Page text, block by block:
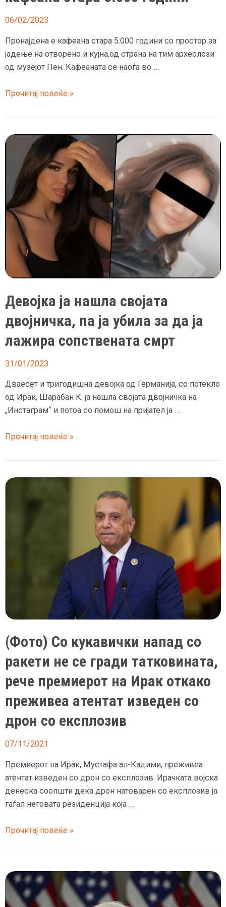
06/02/2023
Пронајдена е кафеана стара 5.000 години со простор за
јадење на отворено и кујна,од страна на тим археолози
од музејот Пен. Кафеаната се наоѓа во …
Археолози
Ирак
пронајдоа
кафеана
стара
5.000
години
Прочитај повеќе »
Девојка ја нашла својата
двојничка, па ја убила за да ја
лажира сопствената смрт
31/01/2023
Дваесет и тригодишна девојка од Германија, со потекло
од Ирак, Шарабан К. ја нашла својата двојничка на
„Инстаграм“ и потоа со помош на пријател jа …
Девојка
нашла
својата
двојничка,
Прочитај повеќе »
(Фото) Со кукавички напад со
ракети не се гради татковината,
рече премиерот на Ирак откако
преживеа атентат изведен со
дрон со експлозив
07/11/2021
Премиерот на Ирак, Мустафа ал-Кадими, преживеа
атентат изведен со дрон со експлозив. Ирачката војска
денеска соопшти дека дрон натоварен со експлозив ја
гаѓал неговата резиденција која …
(Фото)
кукавички
напад
со
ракети
Прочитај повеќе »